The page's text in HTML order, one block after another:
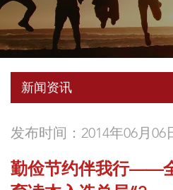
新闻资讯
发布时间：2014年06月06
勤俭节约伴我行——